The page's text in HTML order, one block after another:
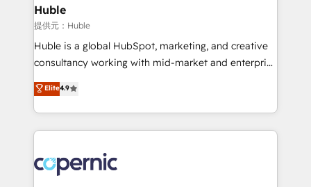
without outside dependencies. You’ll learn how to: •
Set up, audit, and organize your HubSpot portal •
Get your sales team fully using HubSpot • Track
pipeline and revenue across the entire buyer journey
growth • Create content and videos that attract
buyers • Use AI to scale smarter Our coaching-led
lasts. So if you're ready to become the most trusted
voice in your market, let’s talk.
Huble
提供元：Huble
Huble is a global HubSpot, marketing, and creative
consultancy working with mid-market and enterprise
businesses. We go beyond implementation, shaping
the strategy, processes, and teams that turn
HubSpot into a genuine growth engine. Named
HubSpot's Global Partner of the Year in 2024,
worldwide, and with over 15 years in the ecosystem,
Huble has built a track record that speaks for itself.
Elite4.9